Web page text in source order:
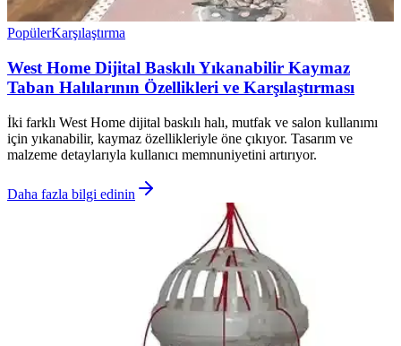
PopülerKarşılaştırma
West Home Dijital Baskılı Yıkanabilir Kaymaz
Taban Halılarının Özellikleri ve Karşılaştırması
İki farklı West Home dijital baskılı halı, mutfak ve salon kullanımı
için yıkanabilir, kaymaz özellikleriyle öne çıkıyor. Tasarım ve
malzeme detaylarıyla kullanıcı memnuniyetini artırıyor.
Daha fazla bilgi edinin